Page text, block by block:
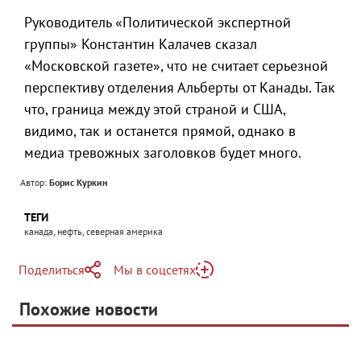
Руководитель «Политической экспертной
группы» Константин Калачев сказал
«Московской газете», что не считает серьезной
перспективу отделения Альберты от Канады. Так
что, граница между этой страной и США,
видимо, так и останется прямой, однако в
медиа тревожных заголовков будет много.
Автор: Борис Куркин
ТЕГИ
канада, нефть, северная америка
Поделиться
Telegram
Мы в соцсетях
Яндекс Дзен
Похожие новости